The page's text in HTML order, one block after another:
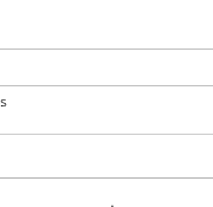
perles de l'âme
sont les perles de